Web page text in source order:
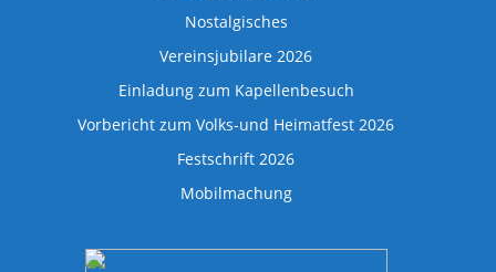
Nostalgisches
Vereinsjubilare 2026
Einladung zum Kapellenbesuch
Vorbericht zum Volks-und Heimatfest 2026
Festschrift 2026
Mobilmachung